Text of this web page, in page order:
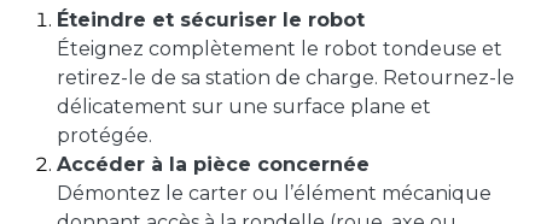
Éteindre et sécuriser le robot
Éteignez complètement le robot tondeuse et
retirez-le de sa station de charge. Retournez-le
délicatement sur une surface plane et
protégée.
Accéder à la pièce concernée
Démontez le carter ou l’élément mécanique